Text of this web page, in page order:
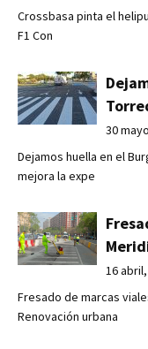
Crossbasa pinta el
F1 Con
30
Dejamos huella en el
mejora la expe
16
Fresado de marcas
Renovación urbana